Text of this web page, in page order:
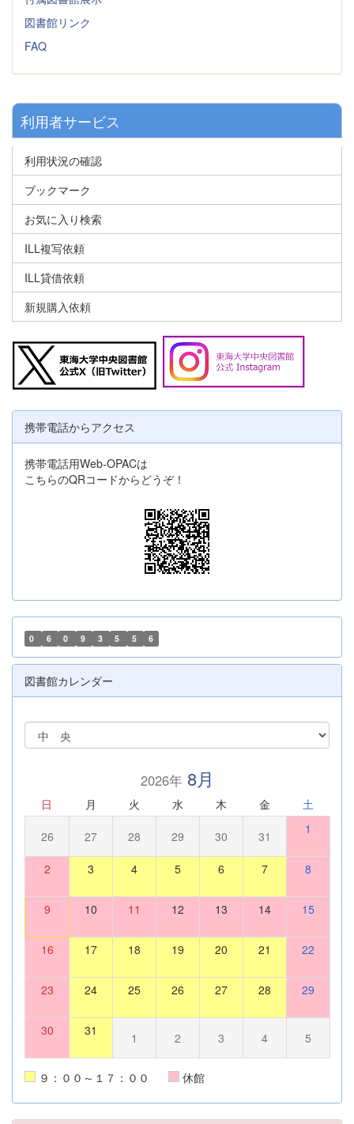
図書館リンク
FAQ
利用者サービス
利用状況の確認
ブックマーク
お気に入り検索
ILL複写依頼
ILL貸借依頼
新規購入依頼
携帯電話からアクセス
携帯電話用Web-OPACは
こちらのQRコードからどうぞ！
0 6 0 9 3 5 5 6
図書館カレンダー
2026年8月
日 月 火 水 木 金 土
26 27 28 29 30 31 1
2 3 4 5 6 7 8
9 10 11 12 13 14 15
16 17 18 19 20 21 22
23 24 25 26 27 28 29
30 31 1 2 3 4 5
９：００～１７：００ 休館